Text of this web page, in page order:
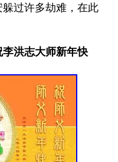
过许多劫难，在此
洪志大师新年快